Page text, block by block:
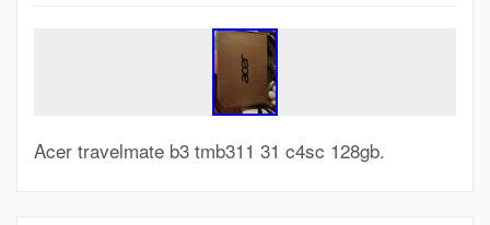
Acer travelmate b3 tmb311 31 c4sc 128gb.